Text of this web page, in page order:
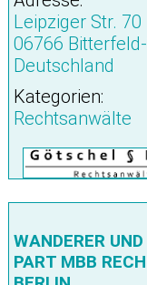
Leipziger Str. 70
06766
Deutschland
Kategorien:
Rechtsanwälte
WANDERER
PART MBB